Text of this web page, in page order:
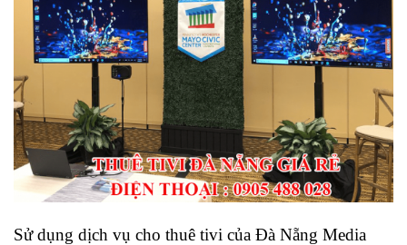
Sử dụng dịch vụ cho thuê tivi của Đà Nẵng Media